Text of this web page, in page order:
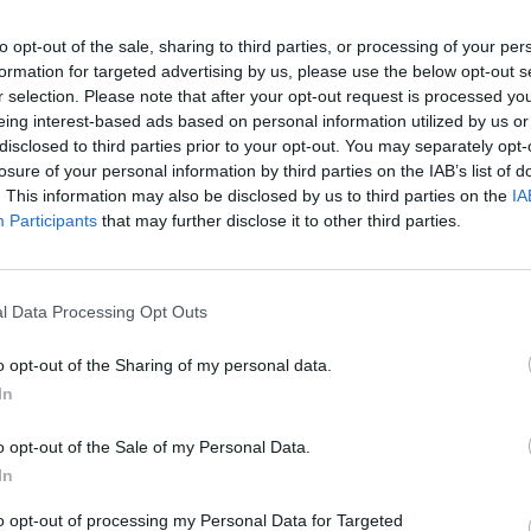
opt-out of the sale, sharing to third parties, or processing of your
for targeted advertising by us, please use the below opt-out
selection. Please note that after your opt-out request is processed
interest-based ads based on personal information utilized by us
to third parties prior to your opt-out. You may separately
of your personal information by third parties on the IAB’s list of
This information may also be disclosed by us to third parties on the
Participants that may further disclose it to other third parties.
Data Processing Opt Outs
opt-out of the Sharing of my personal data.
opt-out of the Sale of my Personal Data.
opt-out of processing my Personal Data for Targeted
που πέφτω…”
του στο TikTok“O Μόνος Λόγος Που Το
Για Να Σταματησετε Να Παραγγελνετε……..
Εμείς εδώ στο tilestwra.com ξαναλέμε…
βρέχει!
7